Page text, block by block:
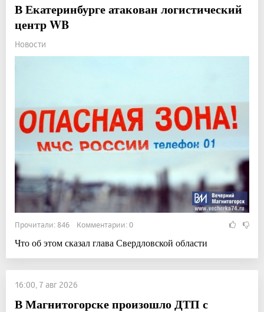
В Екатеринбурге атакован логистический
центр WB
Новости
Прочитали: 846 Комментарии: 0
Что об этом сказал глава Свердловской области
16:00, 7 авг 2026
В Магнитогорске произошло ДТП с